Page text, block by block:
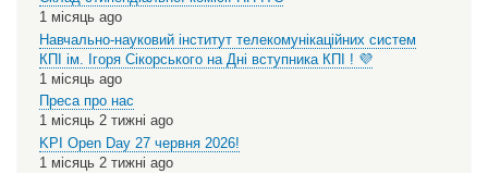
1 місяць ago
Навчально-науковий інститут телекомунікаційних систем
КПІ ім. Ігоря Сікорського на Дні вступника КПІ ! 💜
1 місяць ago
Преса про нас
1 місяць 2 тижні ago
KPI Open Day 27 червня 2026!
1 місяць 2 тижні ago